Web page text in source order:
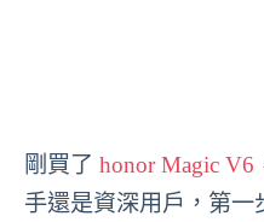
剛買了 honor Magic V6
手還是資深用戶，第一